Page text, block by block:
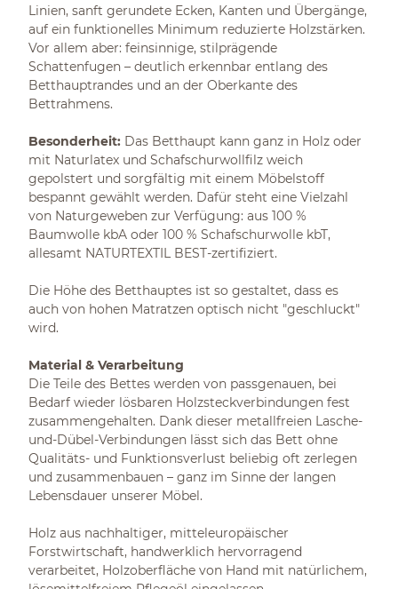
Linien, sanft gerundete Ecken, Kanten und Übergänge,
auf ein funktionelles Minimum reduzierte Holzstärken.
Vor allem aber: feinsinnige, stilprägende
Schattenfugen – deutlich erkennbar entlang des
Betthauptrandes und an der Oberkante des
Bettrahmens.
Besonderheit: Das Betthaupt kann ganz in Holz oder
mit Naturlatex und Schafschurwollfilz weich
gepolstert und sorgfältig mit einem Möbelstoff
bespannt gewählt werden. Dafür steht eine Vielzahl
von Naturgeweben zur Verfügung: aus 100 %
Baumwolle kbA oder 100 % Schafschurwolle kbT,
allesamt NATURTEXTIL BEST-zertifiziert.
Die Höhe des Betthauptes ist so gestaltet, dass es
auch von hohen Matratzen optisch nicht "geschluckt"
wird.
Material & Verarbeitung
Die Teile des Bettes werden von passgenauen, bei
Bedarf wieder lösbaren Holzsteckverbindungen fest
zusammengehalten. Dank dieser metallfreien Lasche-
und-Dübel-Verbindungen lässt sich das Bett ohne
Qualitäts- und Funktionsverlust beliebig oft zerlegen
und zusammenbauen – ganz im Sinne der langen
Lebensdauer unserer Möbel.
Holz aus nachhaltiger, mitteleuropäischer
Forstwirtschaft, handwerklich hervorragend
verarbeitet, Holzoberfläche von Hand mit natürlichem,